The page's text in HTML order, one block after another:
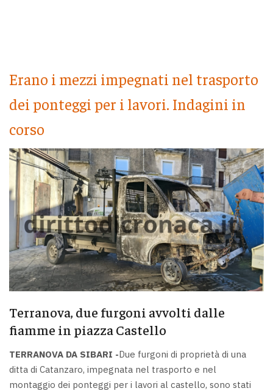
Erano i mezzi impegnati nel trasporto
dei ponteggi per i lavori. Indagini in
corso
Terranova, due furgoni avvolti dalle
fiamme in piazza Castello
TERRANOVA DA SIBARI -Due furgoni di proprietà di una
ditta di Catanzaro, impegnata nel trasporto e nel
montaggio dei ponteggi per i lavori al castello, sono stati